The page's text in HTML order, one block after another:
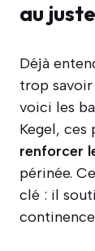
au
Déjà
trop savoir
voici les
Kegel, ces
renforcer
périnée.
clé : il